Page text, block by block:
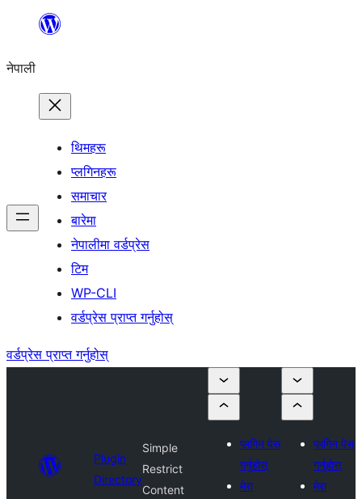
सामग्रीमा
नेपाली
थिमहरू
प्लगिनहरू
समाचार
बारेमा
नेपालीमा वर्डप्रेस
टिम
WP-CLI
वर्डप्रेस प्राप्त गर्नुहोस्
वर्डप्रेस प्राप्त गर्नुहोस्
Plugin
Directory
Simple
Restrict
Content
प्लगिन पेस
गर्नुहोस्
मेरा
प्लगिन पेस
गर्नुहोस्
मेरा